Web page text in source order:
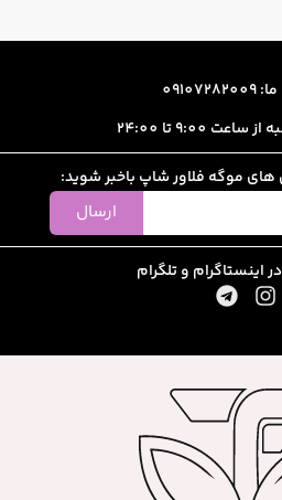
9:00 تا 24:00
های موگه فلاور شاپ باخبر شوید:
ارسال
اینستاگرام و تلگرام